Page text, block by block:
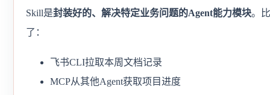
Skill是封装好的、解决特定业务问题的Agent能力模块。
了：
飞书CLI拉取本周文档记录
MCP从其他Agent获取项目进度